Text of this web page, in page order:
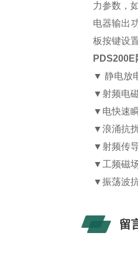
力参数，
电器输出
板按键设
PDS200E
▼ 静电
▼射频电
▼电快速
▼浪涌
▼射频
▼工频
▼振荡
留